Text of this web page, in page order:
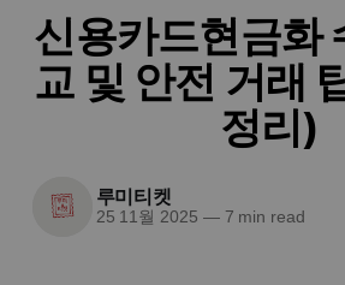
신용카드현금화
교 및 안전 거래
정리)
루미티켓
25 11월 2025 —7 min read